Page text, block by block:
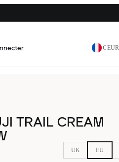
€ EUR
TRAIL CREAM
UK EU